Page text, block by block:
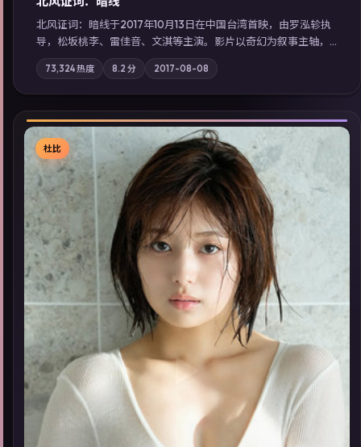
北风证词：暗线于2017年10月13日在中国台湾首映，由罗泓轸执
导，松坂桃李、雷佳音、文淇等主演。影片以奇幻为叙事主轴，
旧案重提，真相与谎言在同一条时间线上交锋；摄影与配乐强化
地域气质；站内亦可通过「国产免费观看高清电视剧在线看」延
展检索同类型高分佳作，畅享高清在线追剧体验。
73,324热度 8.2 分 2017-08-08
▶
杜比